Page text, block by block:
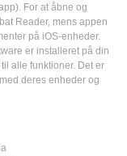
For at åbne og
Reader, mens appen
på iOS-enheder.
er installeret på din
alle funktioner. Det er
deres enheder og